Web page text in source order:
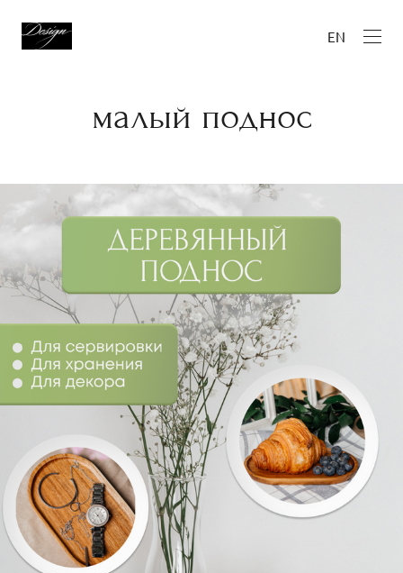
EN
малый поднос